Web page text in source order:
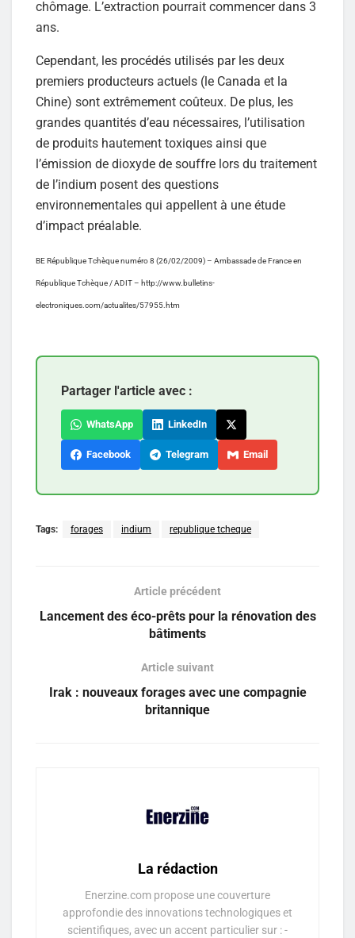
chômage. L’extraction pourrait commencer dans 3
ans.
Cependant, les procédés utilisés par les deux
premiers producteurs actuels (le Canada et la
Chine) sont extrêmement coûteux. De plus, les
grandes quantités d’eau nécessaires, l’utilisation
de produits hautement toxiques ainsi que
l’émission de dioxyde de souffre lors du traitement
de l’indium posent des questions
environnementales qui appellent à une étude
d’impact préalable.
BE République Tchèque numéro 8 (26/02/2009) – Ambassade de France en
République Tchèque / ADIT – http://www.bulletins-
electroniques.com/actualites/57955.htm
Partager l'article avec :
WhatsApp LinkedIn
Facebook Telegram Email
Tags: forages indium republique tcheque
Article précédent
Lancement des éco-prêts pour la rénovation des
bâtiments
Article suivant
Irak : nouveaux forages avec une compagnie
britannique
La rédaction
Enerzine.com propose une couverture
approfondie des innovations technologiques et
scientifiques, avec un accent particulier sur : -